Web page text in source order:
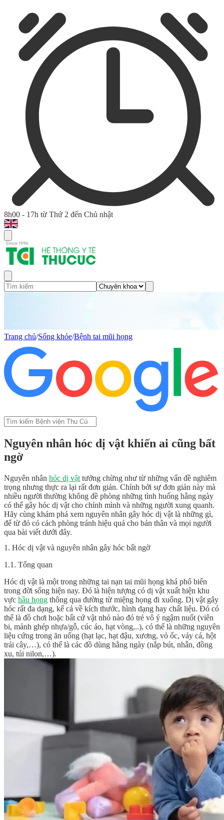
8h00 - 17h từ Thứ 2 đến Chủ nhật
Trang chủ/Sống khỏe/Bệnh tai mũi họng
Nguyên nhân hóc dị vật khiến ai cũng bất
ngờ
Nguyên nhân hóc dị vật tưởng chừng như từ những vấn đề nghiêm
trọng nhưng thực ra lại rất đơn giản. Chính bởi sự đơn giản này mà
nhiều người thường không đề phòng những tình huống hằng ngày
có thể gây hóc dị vật cho chính mình và những người xung quanh.
Hãy cùng khám phá xem nguyên nhân gây hóc dị vật là những gì,
để từ đó có cách phòng tránh hiệu quả cho bản thân và mọi người
qua bài viết dưới đây.
1. Hóc dị vật và nguyên nhân gây hóc bất ngờ
1.1. Tổng quan
Hóc dị vật là một trong những tai nạn tai mũi họng khá phổ biến
trong đời sống hiện nay. Đó là hiện tượng có dị vật xuất hiện khu
vực hầu họng thông qua đường từ miệng họng đi xuống. Dị vật gây
hóc rất đa dạng, kể cả về kích thước, hình dạng hay chất liệu. Đó có
thể là đồ chơi hoặc bất cứ vật nhỏ nào đó trẻ vô ý ngậm nuốt (viên
bi, mảnh ghép nhựa/gỗ, cúc áo, hạt vòng,..), có thể là những nguyên
liệu cứng trong ăn uống (hạt lạc, hạt đậu, xương, vỏ ốc, vảy cá, hột
trái cây,…), có thể là các đồ dùng hằng ngày (nắp bút, nhẫn, đồng
xu, túi nilon,…).